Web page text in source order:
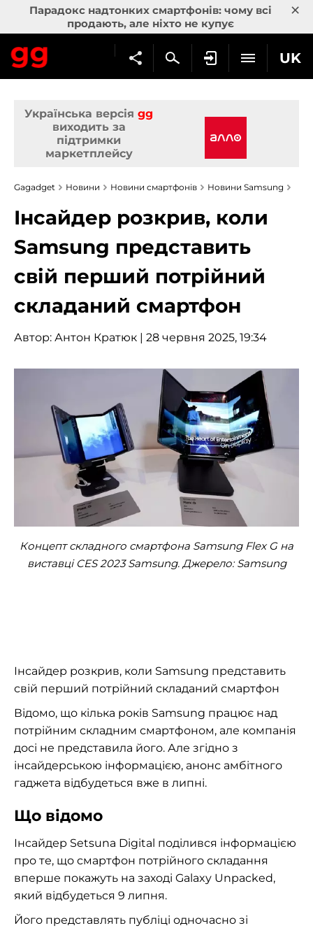
Парадокс надтонких смартфонів: чому всі
продають, але ніхто не купує
×
UK
Українська версія gg
виходить за
підтримки
маркетплейсу
Gagadget Новини Новини смартфонів Новини Samsung
Інсайдер розкрив, коли
Samsung представить
свій перший потрійний
складаний смартфон
Автор: Антон Кратюк | 28 червня 2025, 19:34
Концепт складного смартфона Samsung Flex G на
виставці CES 2023 Samsung. Джерело: Samsung
Інсайдер розкрив, коли Samsung представить
свій перший потрійний складаний смартфон
Відомо, що кілька років Samsung працює над
потрійним складним смартфоном, але компанія
досі не представила його. Але згідно з
інсайдерською інформацією, анонс амбітного
гаджета відбудеться вже в липні.
Що відомо
Інсайдер Setsuna Digital поділився інформацією
про те, що смартфон потрійного складання
вперше покажуть на заході Galaxy Unpacked,
який відбудеться 9 липня.
Його представлять публіці одночасно зі